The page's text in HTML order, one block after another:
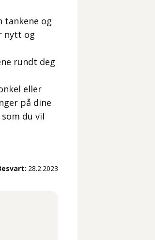
tankene og
nytt og
rundt deg
eller
på dine
du vil
28.2.2023